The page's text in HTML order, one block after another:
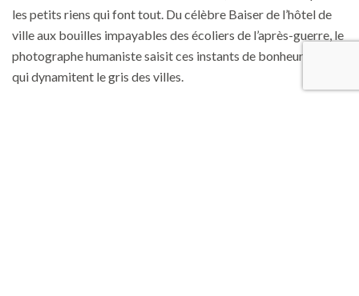
les petits riens qui font tout. Du célèbre Baiser de l’hôtel de
ville aux bouilles impayables des écoliers de l’après-guerre, le
photographe humaniste saisit ces instants de bonheur furtifs
qui dynamitent le gris des villes.